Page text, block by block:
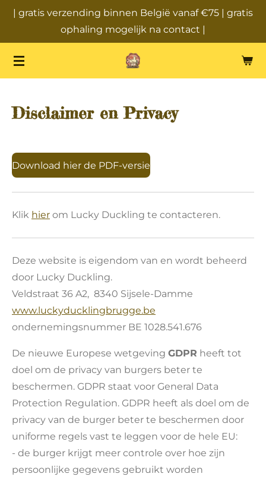
de
hoofdinhoud
| gratis verzending binnen België vanaf €75 | gratis
ophaling mogelijk na contact |
Disclaimer en Privacy
Download hier de PDF-versie
Klik hier om Lucky Duckling te contacteren.
Deze website is eigendom van en wordt beheerd
door Lucky Duckling.
Veldstraat 36 A2, 8340 Sijsele-Damme
www.luckyducklingbrugge.be
ondernemingsnummer BE 1028.541.676
De nieuwe Europese wetgeving GDPR heeft tot
doel om de privacy van burgers beter te
beschermen. GDPR staat voor General Data
Protection Regulation. GDPR heeft als doel om de
privacy van de burger beter te beschermen door
uniforme regels vast te leggen voor de hele EU:
- de burger krijgt meer controle over hoe zijn
persoonlijke gegevens gebruikt worden